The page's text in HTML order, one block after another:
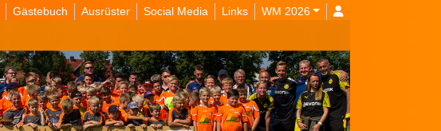
Gästebuch Ausrüster Social Media Links WM 2026